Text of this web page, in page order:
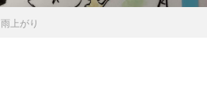
雨上がり